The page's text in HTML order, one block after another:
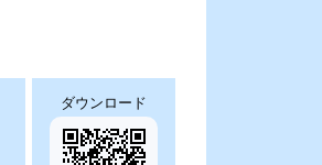
ダウンロード